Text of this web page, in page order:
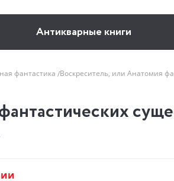
Антикварные книги
фантастика Воскреситель, или Анатомия